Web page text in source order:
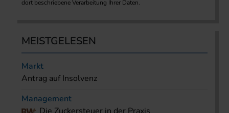
dort beschriebene Verarbeitung Ihrer Daten.
MEISTGELESEN
Markt
Antrag auf Insolvenz
Management